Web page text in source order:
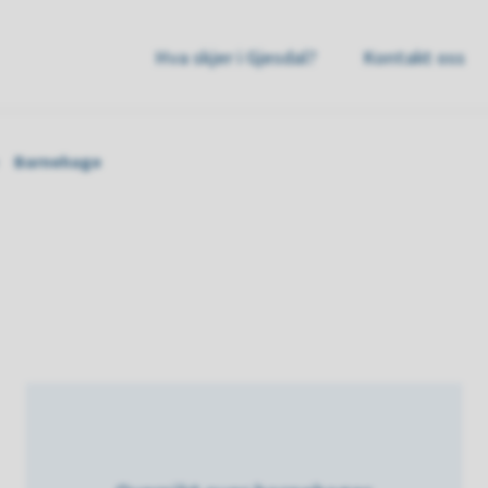
Hva skjer i Gjesdal? Kontakt oss
Barnehage